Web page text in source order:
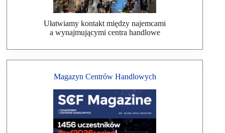
Ułatwiamy kontakt między najemcami
a wynajmującymi centra handlowe
Magazyn Centrów Handlowych